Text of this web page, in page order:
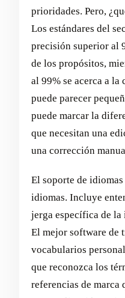
prioridades. Pero,
Los estándares del
precisión superior al
de los propósitos,
al 99% se acerca a
puede parecer
puede marcar la
que necesitan una
una corrección
El soporte de
idiomas. Incluye
jerga específica de
El mejor software de
vocabularios
que reconozca los
referencias de marca